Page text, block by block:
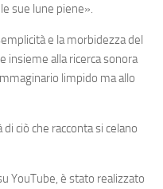
sue lune piene».
e la morbidezza del
insieme alla ricerca sonora
limpido ma allo
ciò che racconta si celano
YouTube, è stato realizzato